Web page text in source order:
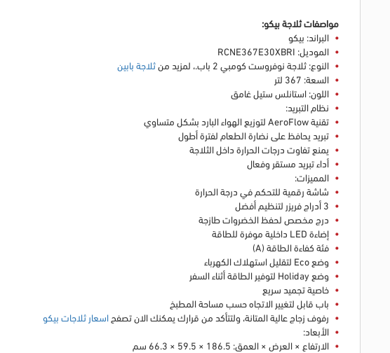
مواصفات ثلاجة بيكو:
البراند: بيكو
الموديل: RCNE367E30XBRI
النوع: ثلاجة نوفروست كومبي 2 باب
.، لمزيد منثلاجة بابين
السعة: 367 لتر
اللون: استانلس ستيل غامق
نظام التبريد:
تقنية AeroFlow لتوزيع الهواء البارد بشكل متساوي
تبريد يحافظ على نضارة الطعام لفترة أطول
يمنع تفاوت درجات الحرارة داخل الثلاجة
أداء تبريد مستقر وفعال
المميزات:
شاشة رقمية للتحكم في درجة الحرارة
3 أدراج فريزر لتنظيم أفضل
درج مخصص لحفظ الخضروات طازجة
إضاءة LED داخلية موفرة للطاقة
فئة كفاءة الطاقة (A)
وضع Eco لتقليل استهلاك الكهرباء
وضع Holiday لتوفير الطاقة أثناء السفر
خاصية تجميد سريع
باب قابل لتغيير الاتجاه حسب مساحة المطبخ
رفوف زجاج عالية المتانة، ولتتأكد من قرارك يمكنك الان تصفحاسعار ثلاجات بيكو
الأبعاد:
الارتفاع × العرض × العمق: 186.5 × 59.5 × 66.3 سم